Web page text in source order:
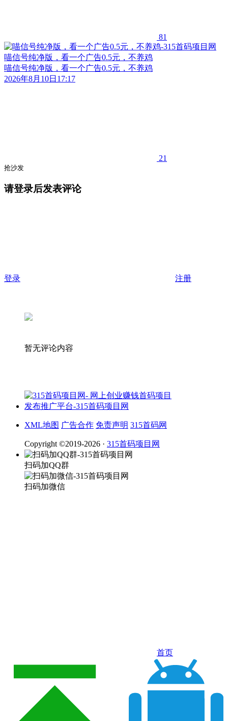
81
喵信号纯净版，看一个广告0.5元，不养鸡
喵信号纯净版，看一个广告0.5元，不养鸡
2026年8月10日17:17
21
抢沙发
请登录后发表评论
登录 注册
暂无评论内容
XML地图 广告合作 免责声明 315首码网
Copyright ©2019-2026 · 315首码项目网
扫码加QQ群
扫码加微信
首页